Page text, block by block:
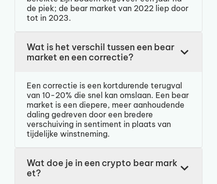
de piek; de bear market van 2022 liep door
tot in 2023.
Wat is het verschil tussen een bear
market en een correctie?
Een correctie is een kortdurende terugval
van 10-20% die snel kan omslaan. Een bear
market is een diepere, meer aanhoudende
daling gedreven door een bredere
verschuiving in sentiment in plaats van
tijdelijke winstneming.
Wat doe je in een crypto bear mark
et?